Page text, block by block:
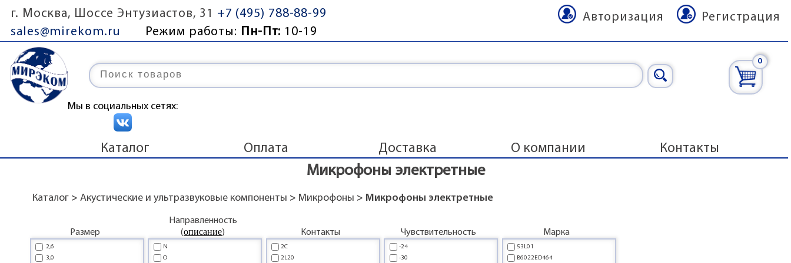
г. Москва, Шоссе Энтузиастов, 31
+7 (495) 788-88-99
sales@mirekom.ru
Режим работы: Пн-Пт: 10-19
Регистрация
Авторизация
Мы в социальных сетях:
0
Каталог Оплата Доставка О компании Контакты
Микрофоны электретные
Каталог >Акустические и ультразвуковые компоненты > Микрофоны > Микрофоны электретные
Размер
2,6
3,0
Направленность
(описание)
N
O
Контакты
2C
2L20
Чувствительность
-24
-30
Марка
53L01
B6022ED464